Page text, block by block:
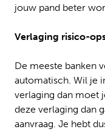
jouw pand beter
Verlaging risico-
De meeste banken
automatisch. Wil je
verlaging dan moet
deze verlaging dan
aanvraag. Je hebt